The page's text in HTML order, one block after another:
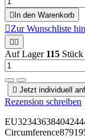
 In den Warenkorb
Zur Wunschliste
 
Auf Lager 115
 Jetzt individuell
Rezension schreiben